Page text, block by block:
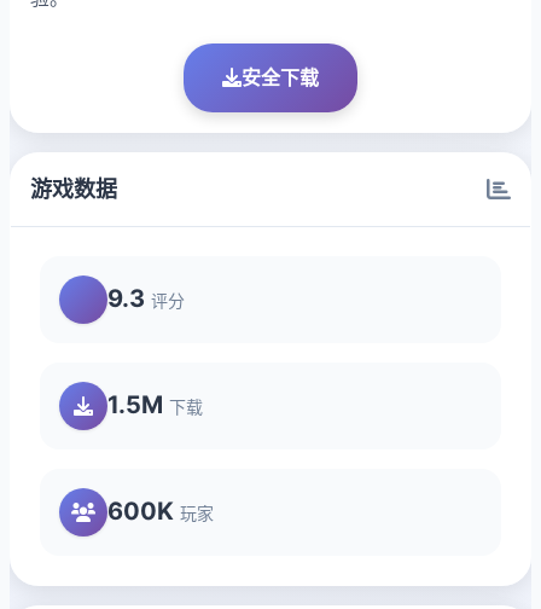
安全下载
游戏数据
9.3 评分
1.5M 下载
600K 玩家